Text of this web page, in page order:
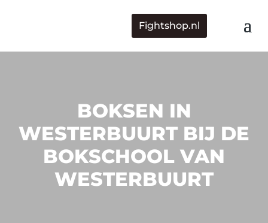
Fightshop.nl
BOKSEN IN
WESTERBUURT BIJ DE
BOKSCHOOL VAN
WESTERBUURT